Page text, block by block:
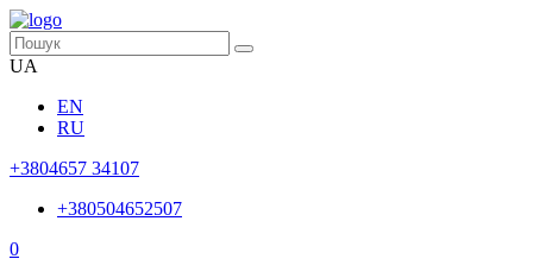
UA
EN
RU
+3804657 34107
+380504652507
0